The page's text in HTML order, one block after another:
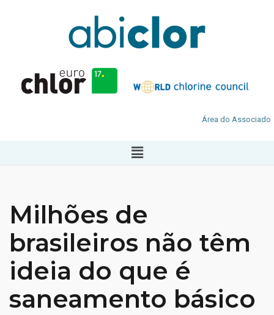
Área do Associado
Milhões de
brasileiros não têm
ideia do que é
saneamento básico